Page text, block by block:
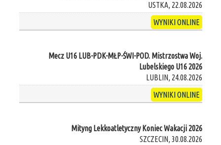
USTKA, 22.08.2026
WYNIKI ONLINE
Mecz U16 LUB-PDK-MŁP-ŚWI-POD. Mistrzostwa Woj.
Lubelskiego U16 2026
LUBLIN, 24.08.2026
WYNIKI ONLINE
Mityng Lekkoatletyczny Koniec Wakacji 2026
SZCZECIN, 30.08.2026